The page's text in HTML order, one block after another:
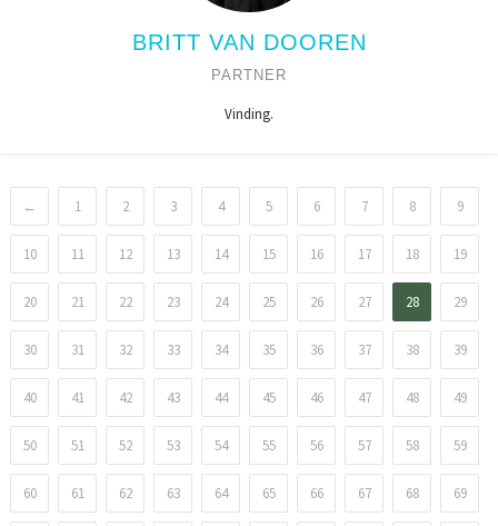
BRITT VAN DOOREN
PARTNER
Vinding.
← 1 2 3 4 5 6 7 8 9
10 11 12 13 14 15 16 17 18 19
20 21 22 23 24 25 26 27 28 29
30 31 32 33 34 35 36 37 38 39
40 41 42 43 44 45 46 47 48 49
50 51 52 53 54 55 56 57 58 59
60 61 62 63 64 65 66 67 68 69